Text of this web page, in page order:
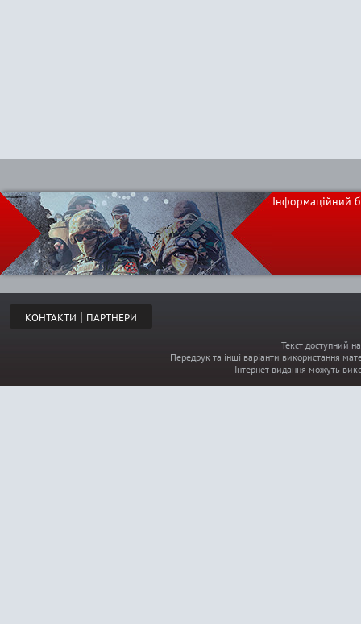
Інформаційний
КОНТАКТИ | ПАРТНЕРИ
Текст доступний
Передрук та інші варіанти використання
Інтернет-видання можуть